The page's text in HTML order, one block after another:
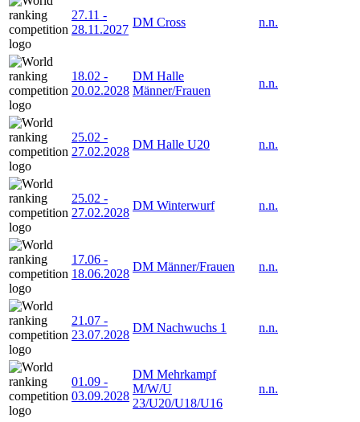
27.11 -
28.11.2027
DM Cross n.n.
18.02 -
20.02.2028
DM Halle
Männer/Frauen
n.n.
25.02 -
27.02.2028
DM Halle U20 n.n.
25.02 -
27.02.2028
DM Winterwurf n.n.
17.06 -
18.06.2028
DM Männer/Frauen n.n.
21.07 -
23.07.2028
DM Nachwuchs 1 n.n.
01.09 -
03.09.2028
DM Mehrkampf
M/W/U
23/U20/U18/U16
n.n.